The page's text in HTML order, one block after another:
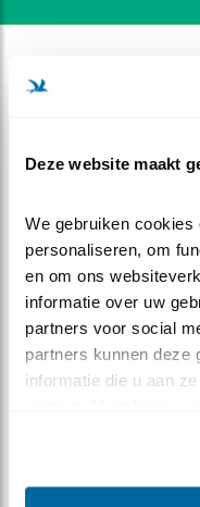
Deze website maakt
We gebruiken
personaliseren, om
en om ons
informatie over uw
partners voor social
partners kunnen deze
informatie die u aan
bosuil)